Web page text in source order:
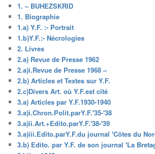
1. – BUHEZSKRID
1. Biographie
1.a) Y.F. :- Portrait
1.b)Y.F.:- Nécrologies
2. Livres
2.a) Revue de Presse 1962
2.a)i.Revue de Presse 1968 –
2.b) Articles et Textes sur Y.F.
2.c)Divers Art. où Y.F.est cité
3.a) Articles par Y.F.1930-1940
3.a)i.Chron.Polit.parY.F.'35-'38
3.a)ii.Art.+Edito.parY.F.'38-'39
3.a)iii.Edito.parY.F.du journal 'Côtes du
3.b) Edito. par Y.F. de son journal 'La